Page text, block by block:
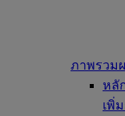
ภาพรวม
หลั
เพิ่